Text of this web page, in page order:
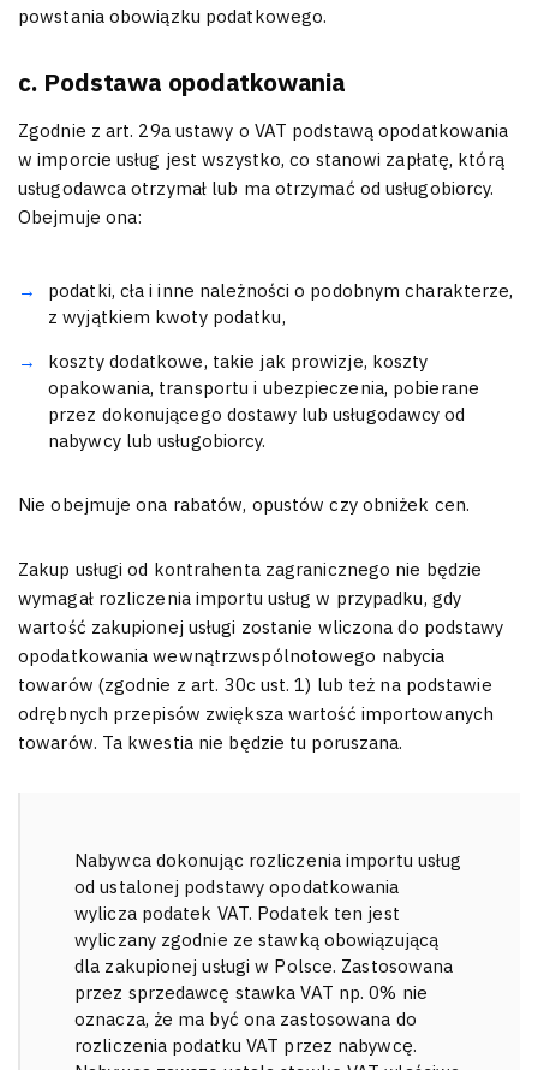
powstania obowiązku podatkowego.
c. Podstawa opodatkowania
Zgodnie z art. 29a ustawy o VAT podstawą opodatkowania
w imporcie usług jest wszystko, co stanowi zapłatę, którą
usługodawca otrzymał lub ma otrzymać od usługobiorcy.
Obejmuje ona:
podatki, cła i inne należności o podobnym charakterze,
z wyjątkiem kwoty podatku,
koszty dodatkowe, takie jak prowizje, koszty
opakowania, transportu i ubezpieczenia, pobierane
przez dokonującego dostawy lub usługodawcy od
nabywcy lub usługobiorcy.
Nie obejmuje ona rabatów, opustów czy obniżek cen.
Zakup usługi od kontrahenta zagranicznego nie będzie
wymagał rozliczenia importu usług w przypadku, gdy
wartość zakupionej usługi zostanie wliczona do podstawy
opodatkowania wewnątrzwspólnotowego nabycia
towarów (zgodnie z art. 30c ust. 1) lub też na podstawie
odrębnych przepisów zwiększa wartość importowanych
towarów. Ta kwestia nie będzie tu poruszana.
Nabywca dokonując rozliczenia importu usług
od ustalonej podstawy opodatkowania
wylicza podatek VAT. Podatek ten jest
wyliczany zgodnie ze stawką obowiązującą
dla zakupionej usługi w Polsce. Zastosowana
przez sprzedawcę stawka VAT np. 0% nie
oznacza, że ma być ona zastosowana do
rozliczenia podatku VAT przez nabywcę.